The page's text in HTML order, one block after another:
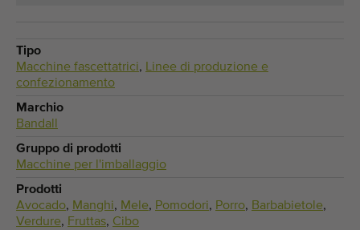
Tipo
Macchine fascettatrici, Linee di produzione e
confezionamento
Marchio
Bandall
Gruppo di prodotti
Macchine per l'imballaggio
Prodotti
Avocado, Manghi, Mele, Pomodori, Porro, Barbabietole,
Verdure, Fruttas, Cibo